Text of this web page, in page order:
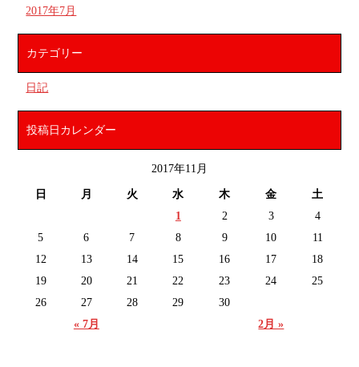
2017年7月
カテゴリー
日記
投稿日カレンダー
2017年11月
日 月 火 水 木 金 土
« 7月 2月 »
1 2 3
4
5
6 7 8 9 10
11
12
13 14 15 16 17
18
19
20 21 22 23 24
25
26
27 28 29 30